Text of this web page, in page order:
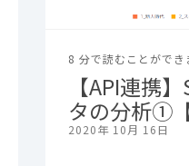
8 分で読むことができ
【API連携
タの分析①
2020年 10月 16日